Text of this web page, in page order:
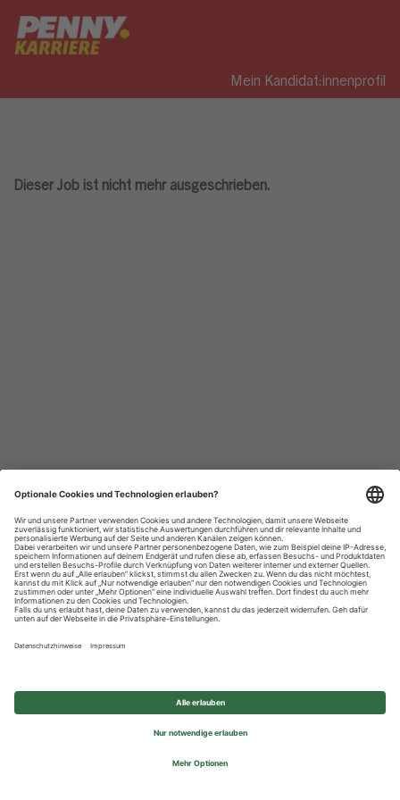
Mein Kandidat:innenprofil
Dieser Job ist nicht mehr ausgeschrieben.
Datenschutzhinweise
Impressum
Privatsphäre-Einstellungen
© 2026 REWE Group - All rights reserved